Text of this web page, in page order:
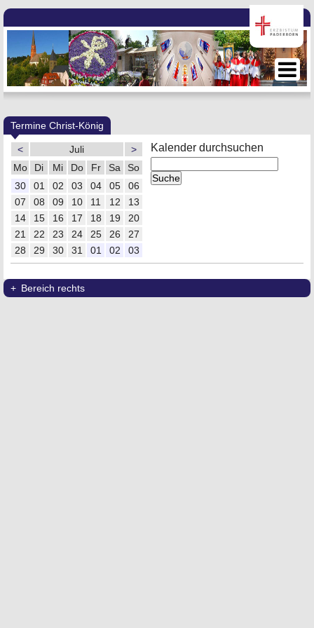
Termine Christ-König
< Juli
>
Mo
Di Mi Do Fr Sa
So
30
01 02 03 04 05
06
07
08 09 10 11 12
13
14
15 16 17 18 19
20
21
22 23 24 25 26
27
28
29 30 31 01 02 03
Kalender durchsuchen
Bereich rechts